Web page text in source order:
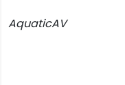
AquaticAV